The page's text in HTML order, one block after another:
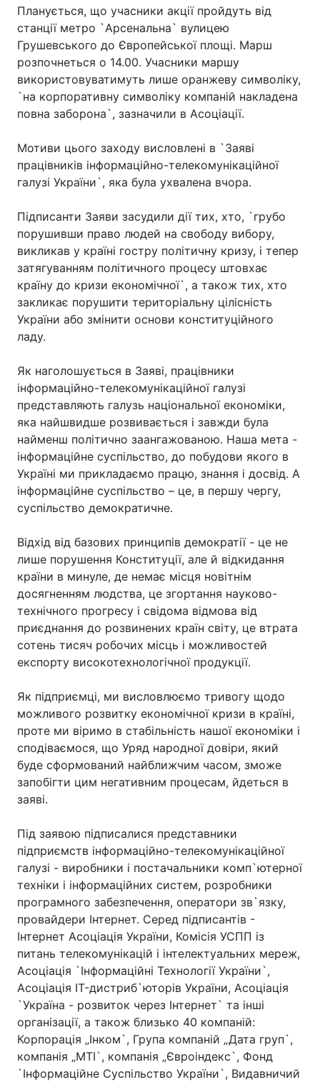
Планується, що учасники акції пройдуть від
станції метро `Арсенальна` вулицею
Грушевського до Європейської площі. Марш
розпочнеться о 14.00. Учасники маршу
використовуватимуть лише оранжеву символіку,
`на корпоративну символіку компаній накладена
повна заборона`, зазначили в Асоціації.
Мотиви цього заходу висловлені в `Заяві
працівників інформаційно-телекомунікаційної
галузі України`, яка була ухвалена вчора.
Підписанти Заяви засудили дії тих, хто, `грубо
порушивши право людей на свободу вибору,
викликав у країні гостру політичну кризу, і тепер
затягуванням політичного процесу штовхає
країну до кризи економічної`, а також тих, хто
закликає порушити територіальну цілісність
України або змінити основи конституційного
ладу.
Як наголошується в Заяві, працівники
інформаційно-телекомунікаційної галузі
представляють галузь національної економіки,
яка найшвидше розвивається і завжди була
найменш політично заангажованою. Наша мета -
інформаційне суспільство, до побудови якого в
Україні ми прикладаємо працю, знання і досвід. А
інформаційне суспільство – це, в першу чергу,
суспільство демократичне.
Відхід від базових принципів демократії - це не
лише порушення Конституції, але й відкидання
країни в минуле, де немає місця новітнім
досягненням людства, це згортання науково-
технічного прогресу і свідома відмова від
приєднання до розвинених країн світу, це втрата
сотень тисяч робочих місць і можливостей
експорту високотехнологічної продукції.
Як підприємці, ми висловлюємо тривогу щодо
можливого розвитку економічної кризи в країні,
проте ми віримо в стабільність нашої економіки і
сподіваємося, що Уряд народної довіри, який
буде сформований найближчим часом, зможе
запобігти цим негативним процесам, йдеться в
заяві.
Під заявою підписалися представники
підприємств інформаційно-телекомунікаційної
галузі - виробники і постачальники комп`ютерної
техніки і інформаційних систем, розробники
програмного забезпечення, оператори зв`язку,
провайдери Інтернет. Серед підписантів -
Інтернет Асоціація України, Комісія УСПП із
питань телекомунікацій і інтелектуальних мереж,
Асоціація `Інформаційні Технології України`,
Асоціація IT-дистриб`юторів України, Асоціація
`Україна - розвиток через Інтернет` та інші
організації, а також близько 40 компаній:
Корпорація „Інком`, Група компаній „Дата груп`,
компанія „MTI`, компанія „Євроіндекс`, Фонд
`Інформаційне Суспільство України`, Видавничий